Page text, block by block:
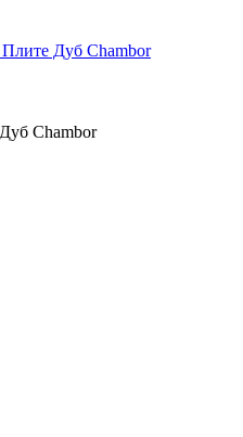
Chambor